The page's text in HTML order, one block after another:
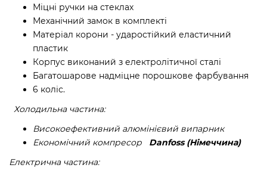
Міцні ручки на стеклах
Механічний замок в комплекті
Матеріал корони - ударостійкий еластичний
пластик
Корпус виконаний з електролітичної сталі
Багатошарове надміцне порошкове фарбування
6 коліс.
Холодильна частина:
Високоефективний алюмінієвий випарник
Економічний компресор Danfoss (Німеччина)
Електрична частина: